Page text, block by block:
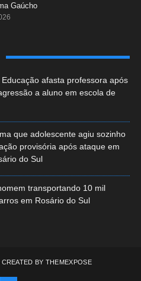
Gaúcho
afasta professora após
a aluno em escola de
que adolescente agiu sozinho
provisória após ataque em
do Sul
transportando 10 mil
em Rosário do Sul
CREATED BY THEMEXPOSE